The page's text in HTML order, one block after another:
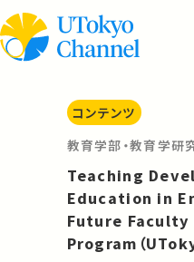
コンテンツ
教育学部・教育学研
Teaching
Education in
Future
Program（